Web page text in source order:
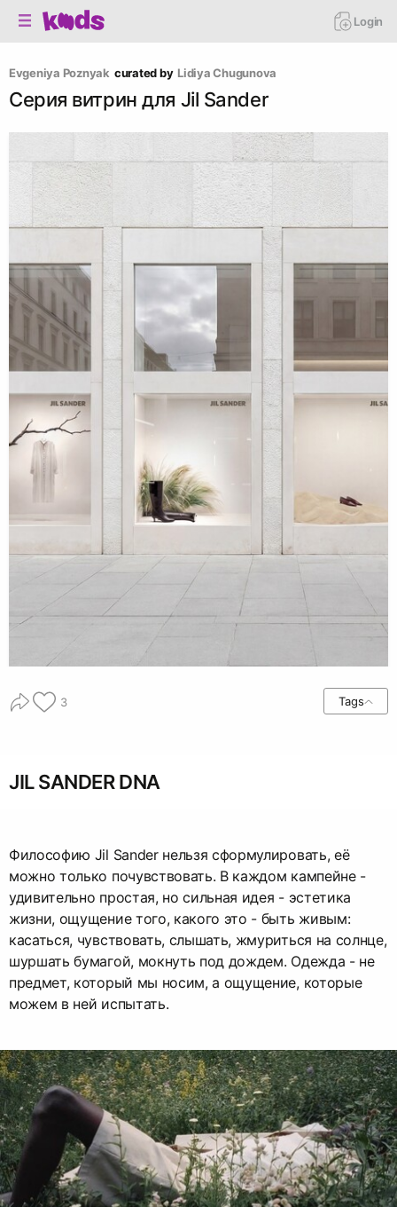
Login
Evgeniya Poznyak curated by Lidiya Chugunova
Серия витрин для Jil Sander
3 Tags
JIL SANDER DNA
Философию Jil Sander нельзя сформулировать, её
можно только почувствовать. В каждом кампейне -
удивительно простая, но сильная идея - эстетика
жизни, ощущение того, какого это - быть живым:
касаться, чувствовать, слышать, жмуриться на солнце,
шуршать бумагой, мокнуть под дождем. Одежда - не
предмет, который мы носим, а ощущение, которые
можем в ней испытать.